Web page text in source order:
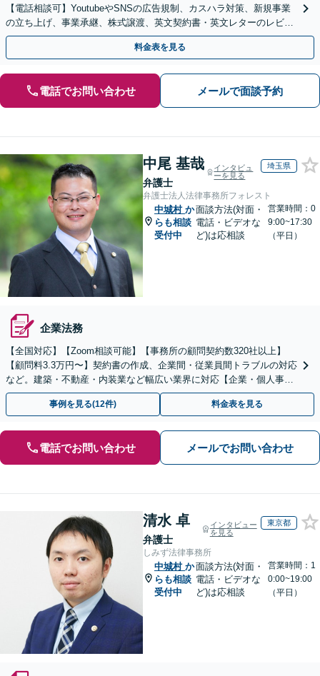
【電話相談可】YoutubeやSNSの広告規制、カスハラ対策、新規事業
の立ち上げ、事業承継、株式譲渡、英文契約書・英文レターのレビュ
ー・ドラフトなどに対応。
料金表を見る
電話でお問い合わせ メールで面談予約
中尾 基哉
弁護士
インタビュ
ーを見る
埼玉県
弁護士法人法律事務所フォレスト
中城村 か
らも相談
受付中
面談方法(対面・
電話・ビデオな
ど)は応相談
営業時間：0
9:00~17:30
（平日）
企業法務
【全国対応】【Zoom相談可能】【事務所の顧問契約数320社以上】
【顧問料3.3万円〜】契約書の作成、企業間・従業員間トラブルの対応
など。建築・不動産・内装業など幅広い業界に対応【企業・個人事業
主の方初回面談無料】
事例を見る(12件) 料金表を見る
電話でお問い合わせ メールでお問い合わせ
清水 卓
弁護士
インタビュー
を見る
東京都
しみず法律事務所
中城村 か
らも相談
受付中
面談方法(対面・
電話・ビデオな
ど)は応相談
営業時間：1
0:00~19:00
（平日）